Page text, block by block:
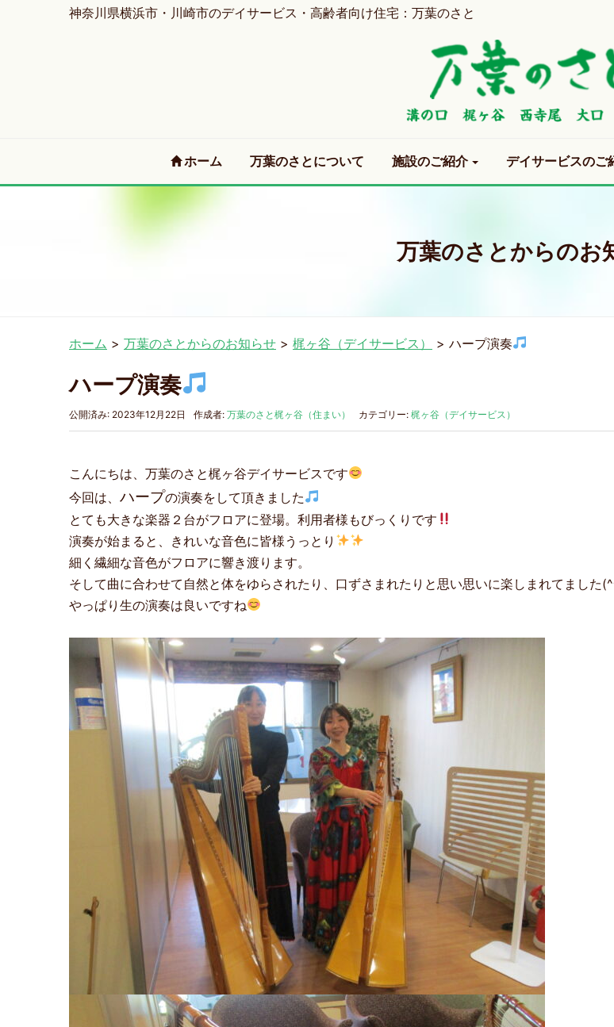
神奈川県横浜市・川崎市のデイサービス・高齢者向け住宅：万葉のさと
ホーム (current)
万葉のさとについて 施設のご紹介 デイサービスのご
万葉のさとからのお
ホーム > 万葉のさとからのお知らせ > 梶ヶ谷（デイサービス） > ハープ演奏
ハープ演奏
公開済み: 2023年12月22日 作成者: 万葉のさと梶ヶ谷（住まい） カテゴリー: 梶ヶ谷（デイサービス）
こんにちは、万葉のさと梶ヶ谷デイサービスです
今回は、 ハープの演奏をして頂きました
とても大きな楽器２台がフロアに登場。利用者様もびっくりです
演奏が始まると、きれいな音色に皆様うっとり
細く繊細な音色がフロアに響き渡ります。
そして曲に合わせて自然と体をゆらされたり、口ずさまれたりと思い思いに楽しまれてました
やっぱり生の演奏は良いですね